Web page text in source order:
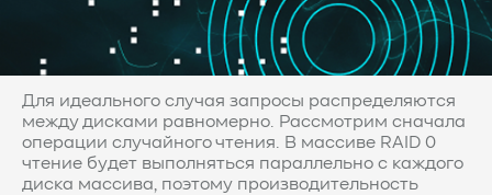
Для идеального случая запросы распределяются
между дисками равномерно. Рассмотрим сначала
операции случайного чтения. В массиве RAID 0
чтение будет выполняться параллельно с каждого
диска массива, поэтому производительность